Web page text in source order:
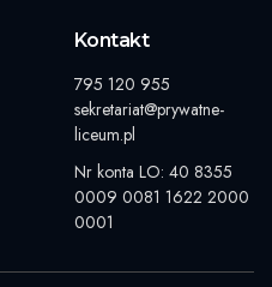
Kontakt
795 120 955
sekretariat@prywatne-
liceum.pl
Nr konta LO: 40 8355
0009 0081 1622 2000
0001